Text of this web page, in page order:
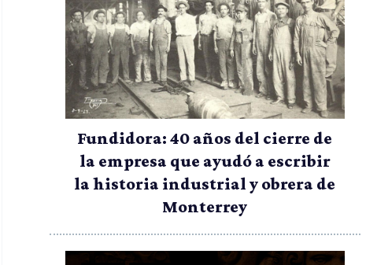
Fundidora: 40 años del cierre de
la empresa que ayudó a escribir
la historia industrial y obrera de
Monterrey